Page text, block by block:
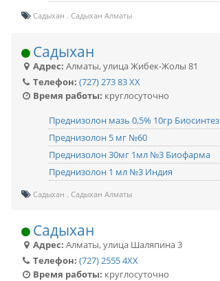
Садыхан Садыхан Алматы
Садыхан
Адрес: Алматы,улица Жибек-Жолы 81
Телефон: (727) 273 83 XX
Время работы: круглосуточно
Преднизолон мазь 0,5% 10гр Биосинтез
Преднизолон 5 мг №60
Преднизолон 30мг 1мл №3 Биофарма
Преднизолон 1 мл №3 Индия
Садыхан Садыхан Алматы
Садыхан
Адрес: Алматы,улица Шаляпина 3
Телефон: (727) 2555 4XX
Время работы: круглосуточно